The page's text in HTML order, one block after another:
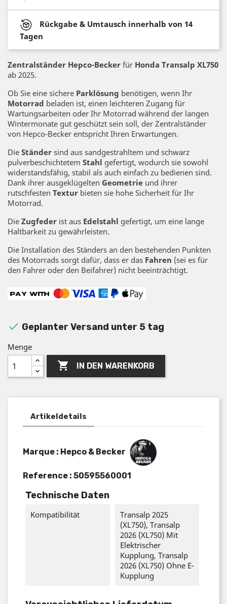
Rückgabe & Umtausch innerhalb von 14
Tagen
Zentralständer Hepco-Becker für Honda Transalp XL750
ab 2025.
Ob Sie eine sichere Parklösung benötigen, wenn Ihr
Motorrad beladen ist, einen leichteren Zugang für
Wartungsarbeiten oder Ihr Motorrad während der langen
Wintermonate gut geschützt sein soll, der Zentralständer
von Hepco-Becker entspricht Ihren Erwartungen.
Die Ständer sind aus sandgestrahltem und schwarz
pulverbeschichtetem Stahl gefertigt, wodurch sie sowohl
widerstandsfähig, stabil als auch einfach zu bedienen sind.
Dank ihrer ausgeklügelten Geometrie und ihrer
rutschfesten Textur bieten sie hohe Sicherheit für Ihr
Motorrad.
Die Zugfeder ist aus Edelstahl gefertigt, um eine lange
Haltbarkeit zu gewährleisten.
Die Installation des Ständers an den bestehenden Punkten
des Motorrads sorgt dafür, dass er das Fahren (sei es für
den Fahrer oder den Beifahrer) nicht beeinträchtigt.
 Geplanter Versand unter 5 tag
Menge
 IN DEN WARENKORB
Artikeldetails
Marque : Hepco & Becker
Reference : 50595560001
Technische Daten
Kompatibilität
Transalp 2025
(XL750), Transalp
2026 (XL750) Mit
Elektrischer
Kupplung, Transalp
2026 (XL750) Ohne E-
Kupplung